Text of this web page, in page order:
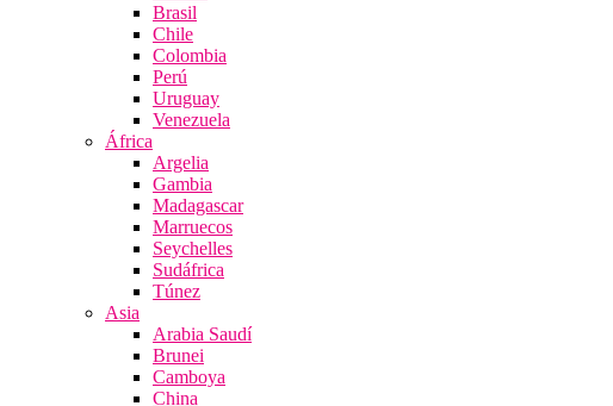
Brasil
Chile
Colombia
Perú
Uruguay
Venezuela
África
Argelia
Gambia
Madagascar
Marruecos
Seychelles
Sudáfrica
Túnez
Asia
Arabia Saudí
Brunei
Camboya
China